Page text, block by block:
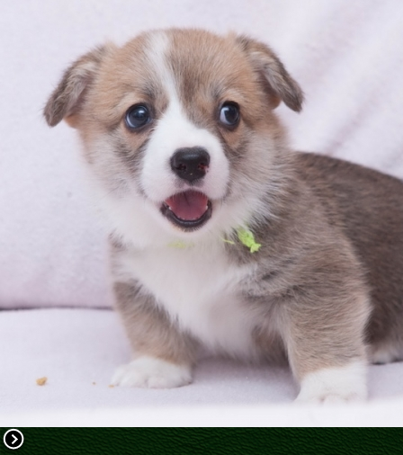
ФАКТИ
БЛОГ
ГАЛЕРЕЇ